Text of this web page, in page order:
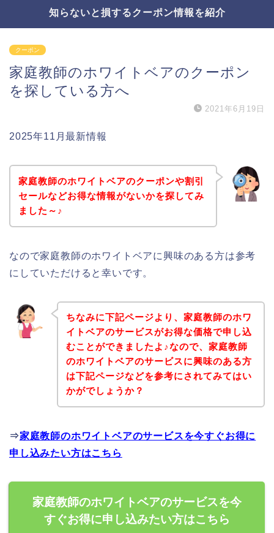
知らないと損するクーポン情報を紹介
クーポン
家庭教師のホワイトベアのクーポン
を探している方へ
2021年6月19日
2025年11月最新情報
家庭教師のホワイトベアのクーポンや割引
セールなどお得な情報がないかを探してみ
ました～♪
なので家庭教師のホワイトベアに興味のある方は参考
にしていただけると幸いです。
ちなみに下記ページより、家庭教師のホワ
イトベアのサービスがお得な価格で申し込
むことができましたよ♪なので、家庭教師
のホワイトベアのサービスに興味のある方
は下記ページなどを参考にされてみてはい
かがでしょうか？
⇒家庭教師のホワイトベアのサービスを今すぐお得に
申し込みたい方はこちら
家庭教師のホワイトベアのサービスを今
すぐお得に申し込みたい方はこちら